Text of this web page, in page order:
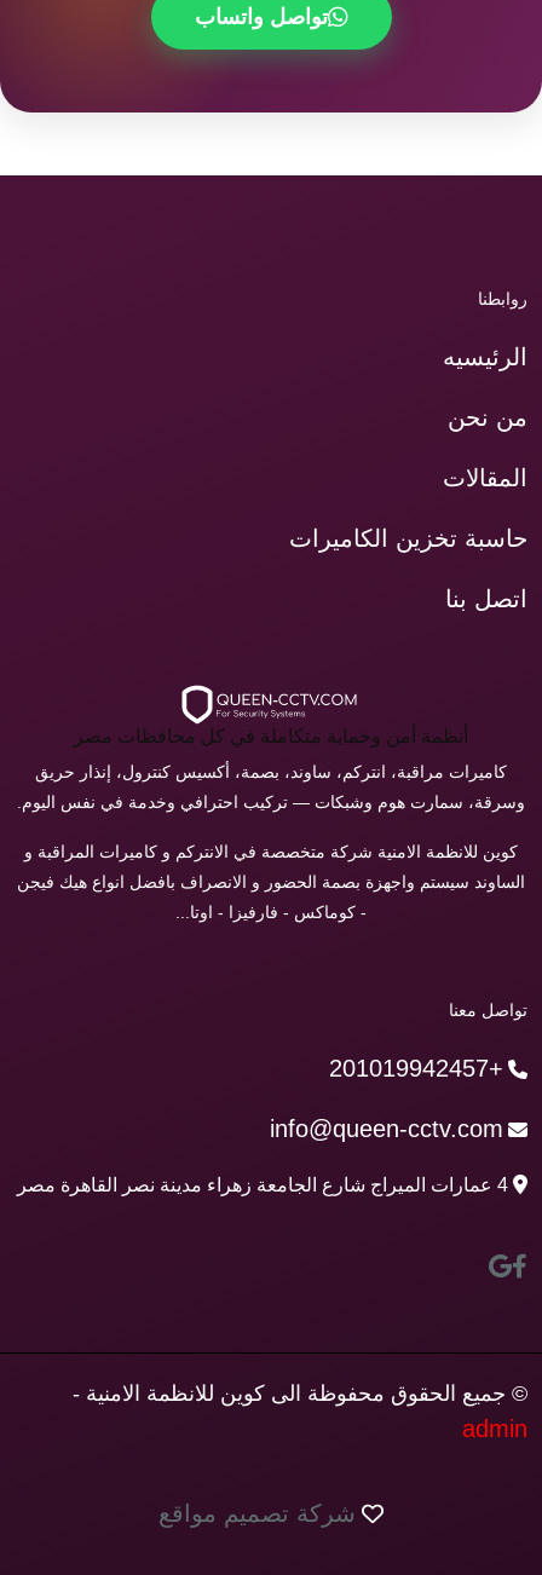
تواصل واتساب
روابطنا
الرئيسيه
من نحن
المقالات
حاسبة تخزين الكاميرات
اتصل بنا
أنظمة أمن وحماية متكاملة في كل محافظات مصر
كاميرات مراقبة، انتركم، ساوند، بصمة، أكسيس كنترول، إنذار حريق
وسرقة، سمارت هوم وشبكات — تركيب احترافي وخدمة في نفس اليوم.
كوين للانظمة الامنية شركة متخصصة في الانتركم و كاميرات المراقبة و
الساوند سيستم واجهزة بصمة الحضور و الانصراف بافضل انواع هيك فيجن
- كوماكس - فارفيزا - اوتا...
تواصل معنا
+201019942457
info@queen-cctv.com
4 عمارات الميراج شارع الجامعة زهراء مدينة نصر القاهرة مصر
© جميع الحقوق محفوظة الى كوين للانظمة الامنية -
admin
شركة تصميم مواقع